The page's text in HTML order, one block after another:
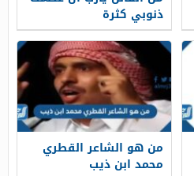
ذنوبي كثرة
من هو ‏الشاعر القطري
محمد ابن ذيب